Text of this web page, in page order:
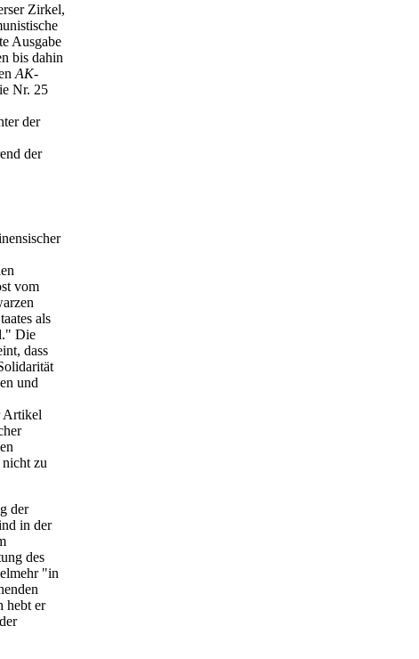
Zirkel,
Ausgabe
bis dahin
AK-
Nr. 25
der
der
vom
als
Die
dass
und
Artikel
zu
der
in der
des
"in
hebt er